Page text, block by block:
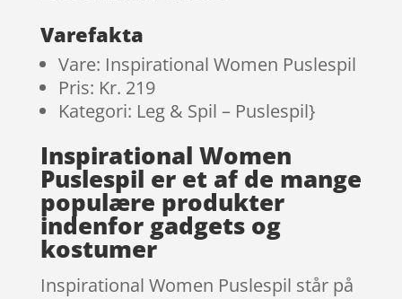
Varefakta
Vare: Inspirational Women Puslespil
Pris: Kr. 219
Kategori: Leg & Spil – Puslespil}
Inspirational Women
Puslespil er et af de mange
populære produkter
indenfor gadgets og
kostumer
Inspirational Women Puslespil står på